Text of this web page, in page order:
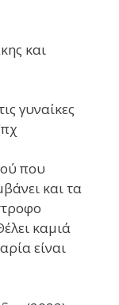
και
γυναίκες
που
και τα
καμιά
είναι